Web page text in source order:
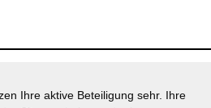
Ihre aktive Beteiligung sehr. Ihre